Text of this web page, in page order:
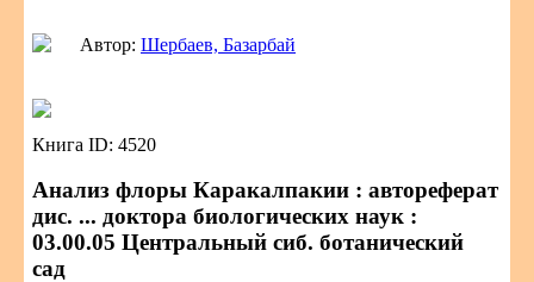
Автор: Шербаев, Базарбай
Книга ID: 4520
Анализ флоры Каракалпакии : автореферат
дис. ... доктора биологических наук :
03.00.05 Центральный сиб. ботанический
сад